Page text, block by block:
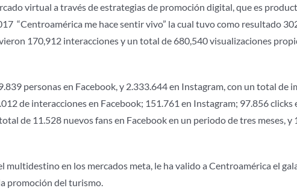
virtual a través de estrategias de promoción digital, que es
“Centroamérica me hace sentir vivo” la cual tuvo como resultado
170,912 interacciones y un total de 680,540 visualizaciones
personas en Facebook, y 2.333.644 en Instagram, con un total de
de interacciones en Facebook; 151.761 en Instagram; 97.856 clicks
de 11.528 nuevos fans en Facebook en un periodo de tres meses, y
en los mercados meta, le ha valido a Centroamérica el
promoción del turismo.